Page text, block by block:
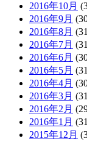
2016年10月
2016年9月
2016年8月
2016年7月
2016年6月
2016年5月
2016年4月
2016年3月
2016年2月
2016年1月
2015年12月